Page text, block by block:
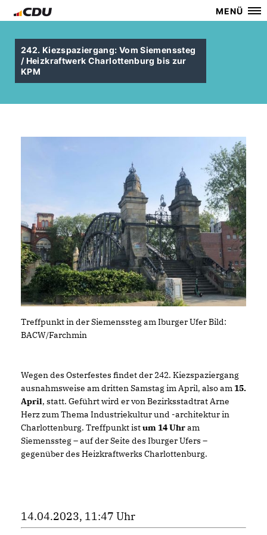
MENÜ
242. Kiezspaziergang: Vom Siemenssteg
/ Heizkraftwerk Charlottenburg bis zur
KPM
Treffpunkt in der Siemenssteg am Iburger Ufer Bild:
BACW/Farchmin
Wegen des Osterfestes findet der 242. Kiezspaziergang
ausnahmsweise am dritten Samstag im April, also am 15.
April, statt. Geführt wird er von Bezirksstadtrat Arne
Herz zum Thema Industriekultur und -architektur in
Charlottenburg. Treffpunkt istum 14 Uhram
Siemenssteg – auf der Seite des Iburger Ufers –
gegenüber des Heizkraftwerks Charlottenburg.
14.04.2023, 11:47 Uhr